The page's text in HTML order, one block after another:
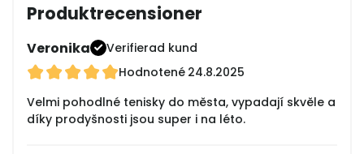
Produktrecensioner
Veronika
Verifierad kund
Hodnotené 24.8.2025
Velmi pohodlné tenisky do města, vypadají skvěle a
díky prodyšnosti jsou super i na léto.